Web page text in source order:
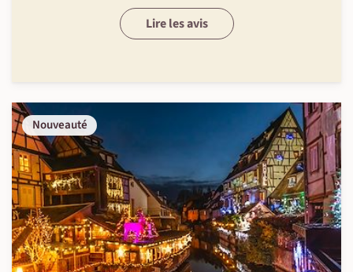
Lire les avis
Nouveauté